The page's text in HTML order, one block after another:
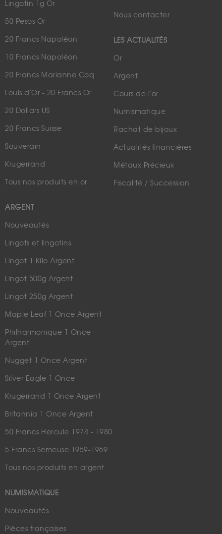
Lingotin 1g Or
50 Pesos Or
20 Francs Napoléon
10 Francs Napoléon
20 Francs Marianne Coq
Louis d'Or - 20 Francs Or
20 Dollars US
20 Francs Suisse
Souverain
Krugerrand
Tous nos produits en or
ARGENT
Nouveautés
Lingots et lingotins
Lingot 1 Kilo Argent
Lingot 500g Argent
Lingot 250g Argent
Maple Leaf 1 Once Argent
Philharmonique 1 Once
Argent
Nugget 1 Once Argent
Silver Eagle 1 Once
Krugerrand 1 Once Argent
Britannia 1 Once Argent
50 Francs Hercule 1974 - 1980
5 Francs Semeuse 1959-1969
Tous nos produits en argent
NUMISMATIQUE
Nouveautés
Pièces françaises
Nous contacter
LES ACTUALITÉS
Or
Argent
Cours de l'or
Numismatique
Rachat de bijoux
Actualités financières
Métaux Précieux
Fiscalité / Succession